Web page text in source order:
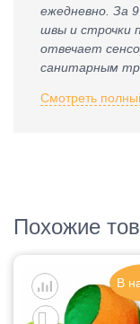
ежедневно. За
швы и строчки
отвечает
санитарным
Смотреть
Похожие
В